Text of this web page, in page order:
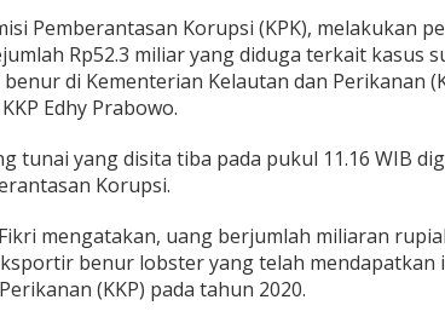
Pemberantasan Korupsi (KPK), melakukan
Rp52.3 miliar yang diduga terkait kasus
di Kementerian Kelautan dan Perikanan
Edhy Prabowo.
tunai yang disita tiba pada pukul 11.16 WIB
Korupsi.
mengatakan, uang berjumlah miliaran
benur lobster yang telah mendapatkan
(KKP) pada tahun 2020.